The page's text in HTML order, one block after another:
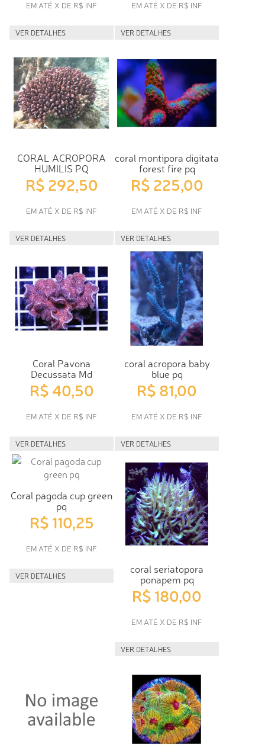
EM ATÉ X DE R$ INF
VER DETALHES
EM ATÉ X DE R$ INF
VER DETALHES
CORAL ACROPORA
HUMILIS PQ
R$ 292,50
EM ATÉ X DE R$ INF
VER DETALHES
coral montipora digitata
forest fire pq
R$ 225,00
EM ATÉ X DE R$ INF
VER DETALHES
Coral Pavona
Decussata Md
R$ 40,50
EM ATÉ X DE R$ INF
VER DETALHES
coral acropora baby
blue pq
R$ 81,00
EM ATÉ X DE R$ INF
VER DETALHES
Coral pagoda cup green
pq
R$ 110,25
EM ATÉ X DE R$ INF
VER DETALHES
coral seriatopora
ponapem pq
R$ 180,00
EM ATÉ X DE R$ INF
VER DETALHES